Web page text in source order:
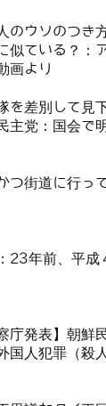
のウソのつき
似ている？：
画より
を差別して見
主党：国会で
つ街道に行っ
23年前、平成
庁発表】朝鮮
国人犯罪（殺